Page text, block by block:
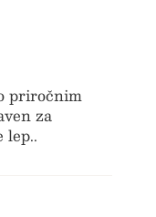
priročnim
za
lep..